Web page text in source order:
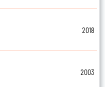
2018
2003